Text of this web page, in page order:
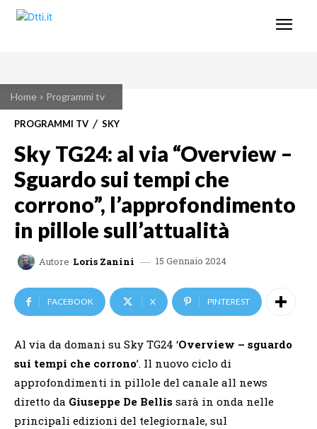
Home Programmi tv
PROGRAMMI TV SKY
Sky TG24: al via “Overview –
Sguardo sui tempi che
corrono”, l’approfondimento
in pillole sull’attualità
Autore Loris Zanini 15 Gennaio 2024
FACEBOOK X PINTEREST
Al via da domani su Sky TG24 ‘Overview – sguardo
sui tempi che corrono’. Il nuovo ciclo di
approfondimenti in pillole del canale all news
diretto da Giuseppe De Bellis sarà in onda nelle
principali edizioni del telegiornale, sul